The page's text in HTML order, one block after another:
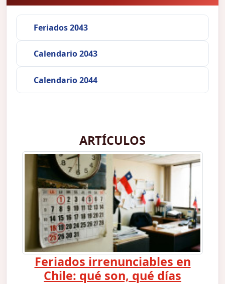
Feriados 2043
Calendario 2043
Calendario 2044
ARTÍCULOS
Feriados irrenunciables en
Chile: qué son, qué días